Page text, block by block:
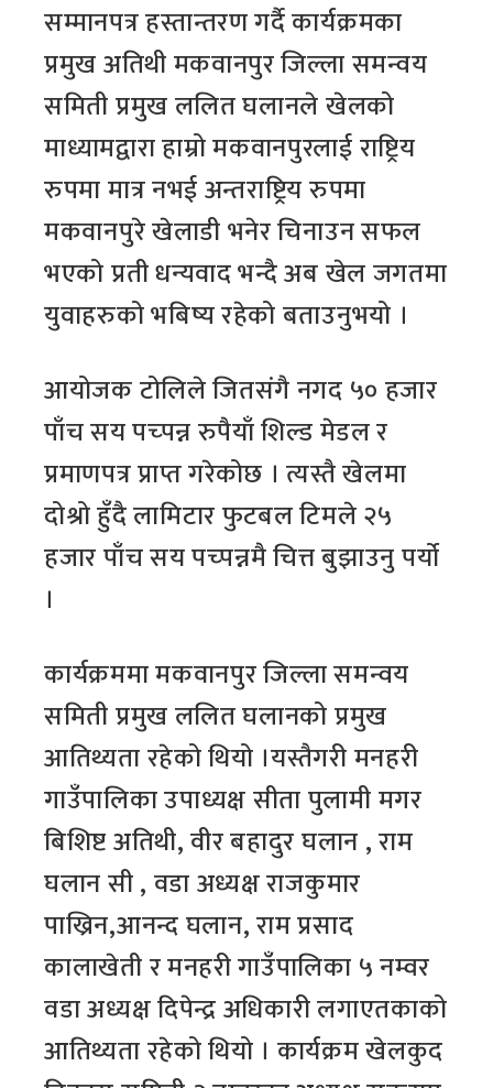
सम्मानपत्र हस्तान्तरण गर्दै कार्यक्रमका
प्रमुख अतिथी मकवानपुर जिल्ला समन्वय
समिती प्रमुख ललित घलानले खेलको
माध्यामद्वारा हाम्रो मकवानपुरलाई राष्ट्रिय
रुपमा मात्र नभई अन्तराष्ट्रिय रुपमा
मकवानपुरे खेलाडी भनेर चिनाउन सफल
भएको प्रती धन्यवाद भन्दै अब खेल जगतमा
युवाहरुको भबिष्य रहेको बताउनुभयो ।
आयोजक टोलिले जितसंगै नगद ५० हजार
पाँच सय पच्पन्न रुपैयाँ शिल्ड मेडल र
प्रमाणपत्र प्राप्त गरेकोछ । त्यस्तै खेलमा
दोश्रो हुँदै लामिटार फुटबल टिमले २५
हजार पाँच सय पच्पन्नमै चित्त बुझाउनु पर्यो
।
कार्यक्रममा मकवानपुर जिल्ला समन्वय
समिती प्रमुख ललित घलानको प्रमुख
आतिथ्यता रहेको थियो ।यस्तैगरी मनहरी
गाउँपालिका उपाध्यक्ष सीता पुलामी मगर
बिशिष्ट अतिथी, वीर बहादुर घलान , राम
घलान सी , वडा अध्यक्ष राजकुमार
पाख्रिन,आनन्द घलान, राम प्रसाद
कालाखेती र मनहरी गाउँपालिका ५ नम्वर
वडा अध्यक्ष दिपेन्द्र अधिकारी लगाएतकाको
आतिथ्यता रहेको थियो । कार्यक्रम खेलकुद